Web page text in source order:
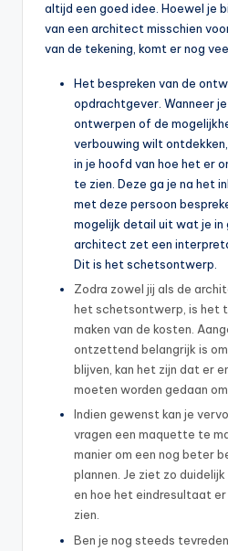
altijd een goed idee. Hoewel je
van een architect misschien
van de tekening, komt er nog
Het bespreken van de
opdrachtgever. Wanneer
ontwerpen of de
verbouwing wilt
in je hoofd van hoe het er
te zien. Deze ga je na het
met deze persoon
mogelijk detail uit wat je in
architect zet een
Dit is het schetsontwerp.
Zodra zowel jij als de
het schetsontwerp, is het
maken van de kosten.
ontzettend belangrijk is
blijven, kan het zijn dat er
moeten worden gedaan
Indien gewenst kan je
vragen een maquette te
manier om een nog beter
plannen. Je ziet zo
en hoe het eindresultaat
zien.
Ben je nog steeds